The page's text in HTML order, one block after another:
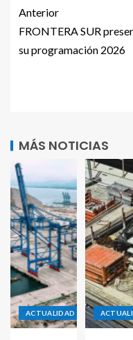
Anterior
FRONTERA SUR
su programación 2026
MÁS NOTICIAS
ACTUALIDAD